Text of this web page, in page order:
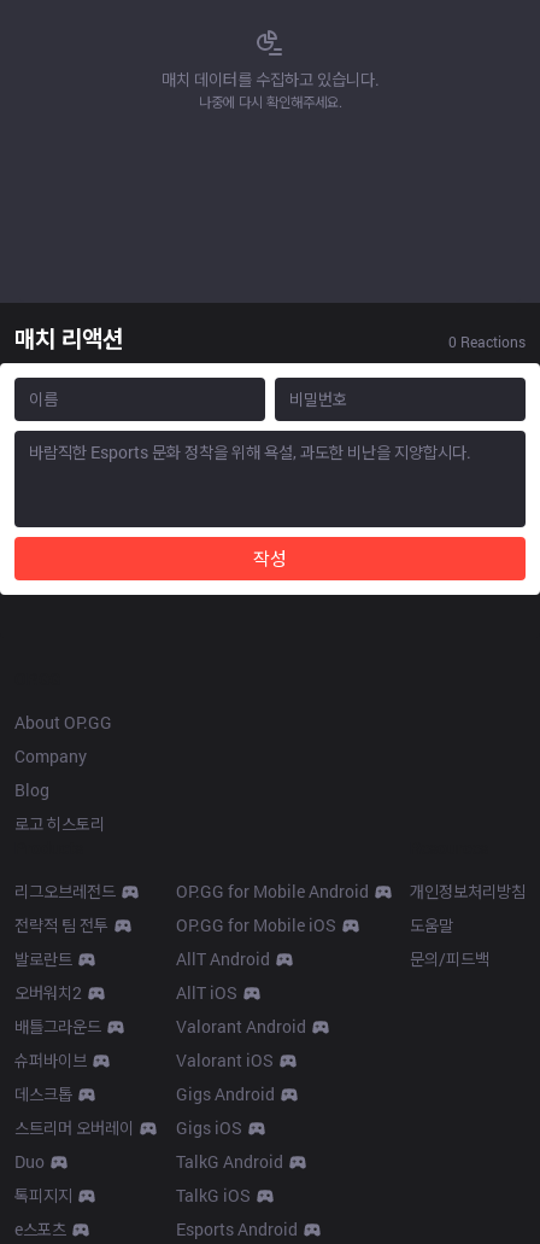
매치 데이터를 수집하고 있습니다.
나중에 다시 확인해주세요.
매치 리액션 0 Reactions
작성
About OP.GG
Company
Blog
로고 히스토리
리그오브레전드
전략적 팀 전투
발로란트
오버워치2
배틀그라운드
슈퍼바이브
데스크톱
스트리머 오버레이
Duo
톡피지지
e스포츠
OP.GG for Mobile Android
OP.GG for Mobile iOS
AllT Android
AllT iOS
Valorant Android
Valorant iOS
Gigs Android
Gigs iOS
TalkG Android
TalkG iOS
Esports Android
개인정보처리방침
도움말
문의/피드백